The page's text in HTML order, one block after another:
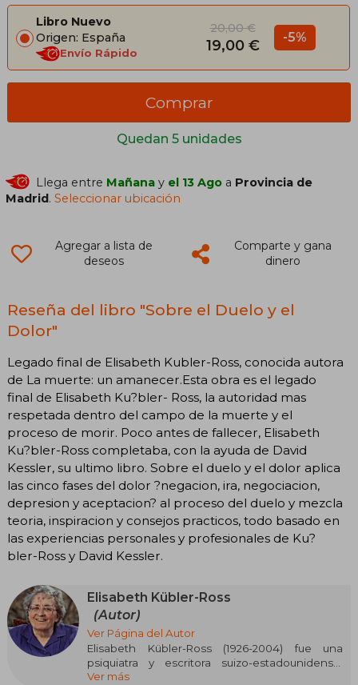
Libro Nuevo
Origen: España
Envío Rápido
20,00 €
19,00 € -5%
Quedan 5 unidades
Comprar
Llega entre Mañana y el 13 Ago a Provincia de
Madrid.Seleccionar ubicación
Agregar a lista de
deseos
Comparte y gana
dinero
Reseña del libro "Sobre el Duelo y el
Dolor"
Legado final de Elisabeth Kubler-Ross, conocida autora
de La muerte: un amanecer.Esta obra es el legado
final de Elisabeth Ku?bler- Ross, la autoridad mas
respetada dentro del campo de la muerte y el
proceso de morir. Poco antes de fallecer, Elisabeth
Ku?bler-Ross completaba, con la ayuda de David
Kessler, su ultimo libro. Sobre el duelo y el dolor aplica
las cinco fases del dolor ?negacion, ira, negociacion,
depresion y aceptacion? al proceso del duelo y mezcla
teoria, inspiracion y consejos practicos, todo basado en
las experiencias personales y profesionales de Ku?
bler-Ross y David Kessler.
Elisabeth Kübler-Ross
(Autor)
Ver Página del Autor
Elisabeth Kübler-Ross (1926-2004) fue una
psiquiatra y escritora suizo-estadounidense,
pionera en el estudio del duelo y los procesos
Ver más